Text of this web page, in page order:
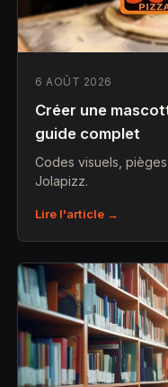
6 AOÛT 2026
Créer une
guide complet
Codes visuels,
Jolapizz.
Lire l'article →